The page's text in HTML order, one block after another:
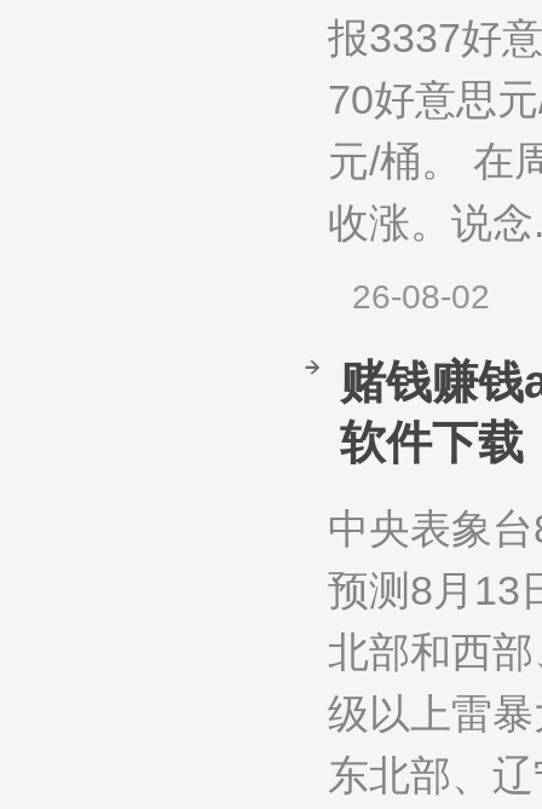
报3337好
70好意思
元/桶。 在
收涨。说念
26-08-02
赌钱赚钱
软件下载
中央表象
预测8月13
北部和西
级以上雷
东北部、